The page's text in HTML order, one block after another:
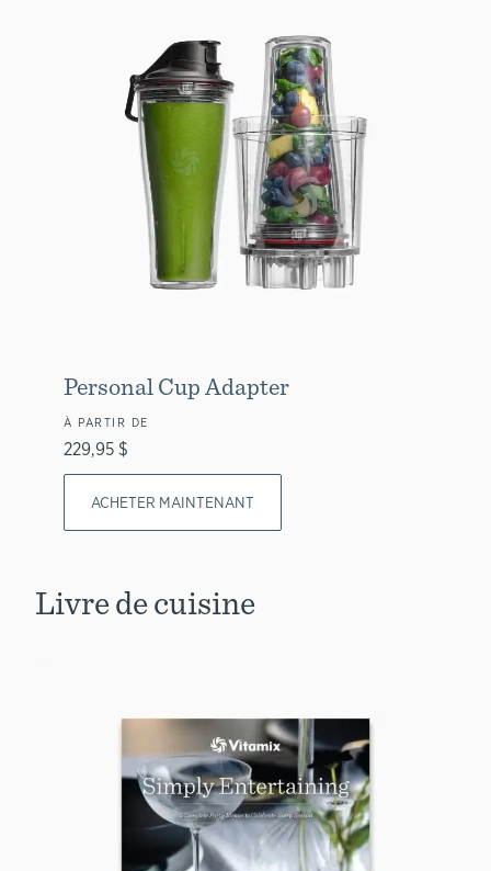
Personal Cup Adapter
À PARTIR DE
229,95 $
ACHETER MAINTENANT
Livre de cuisine